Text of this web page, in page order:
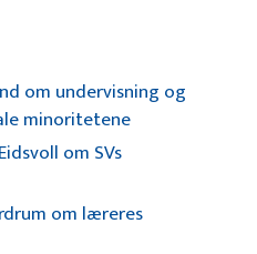
om undervisning og
minoritetene
om SVs
om læreres